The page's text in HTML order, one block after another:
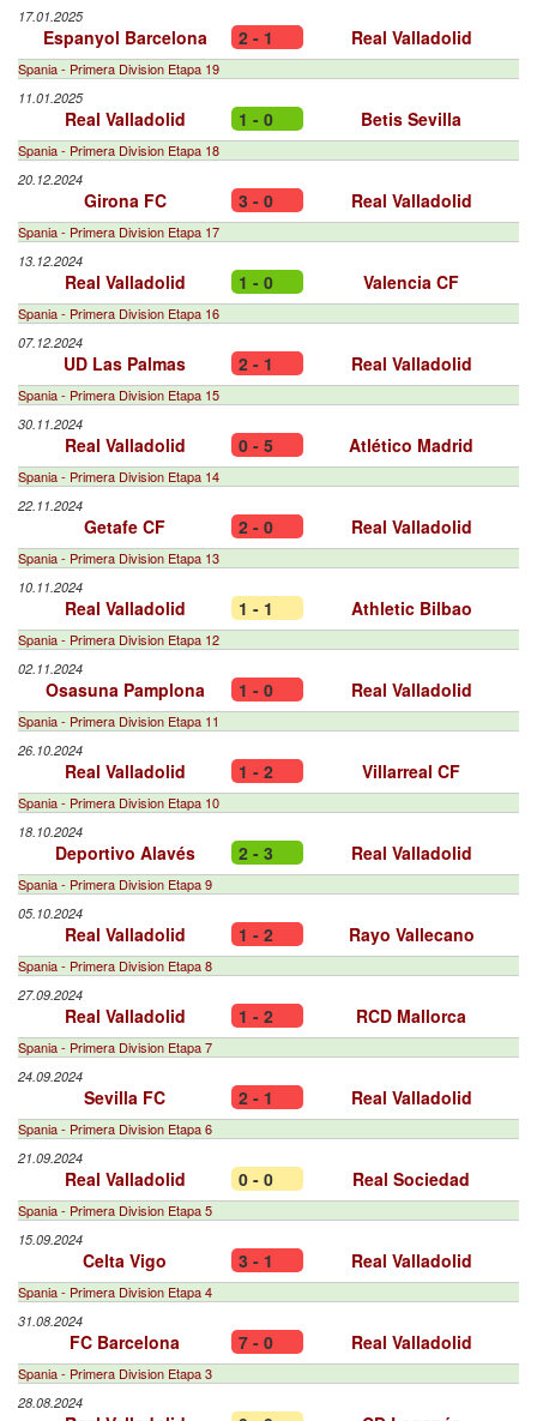
17.01.2025
Espanyol Barcelona 2 - 1 Real Valladolid
Spania - Primera Division Etapa 19
11.01.2025
Real Valladolid 1 - 0 Betis Sevilla
Spania - Primera Division Etapa 18
20.12.2024
Girona FC 3 - 0 Real Valladolid
Spania - Primera Division Etapa 17
13.12.2024
Real Valladolid 1 - 0 Valencia CF
Spania - Primera Division Etapa 16
07.12.2024
UD Las Palmas 2 - 1 Real Valladolid
Spania - Primera Division Etapa 15
30.11.2024
Real Valladolid 0 - 5 Atlético Madrid
Spania - Primera Division Etapa 14
22.11.2024
Getafe CF 2 - 0 Real Valladolid
Spania - Primera Division Etapa 13
10.11.2024
Real Valladolid 1 - 1 Athletic Bilbao
Spania - Primera Division Etapa 12
02.11.2024
Osasuna Pamplona 1 - 0 Real Valladolid
Spania - Primera Division Etapa 11
26.10.2024
Real Valladolid 1 - 2 Villarreal CF
Spania - Primera Division Etapa 10
18.10.2024
Deportivo Alavés 2 - 3 Real Valladolid
Spania - Primera Division Etapa 9
05.10.2024
Real Valladolid 1 - 2 Rayo Vallecano
Spania - Primera Division Etapa 8
27.09.2024
Real Valladolid 1 - 2 RCD Mallorca
Spania - Primera Division Etapa 7
24.09.2024
Sevilla FC 2 - 1 Real Valladolid
Spania - Primera Division Etapa 6
21.09.2024
Real Valladolid 0 - 0 Real Sociedad
Spania - Primera Division Etapa 5
15.09.2024
Celta Vigo 3 - 1 Real Valladolid
Spania - Primera Division Etapa 4
31.08.2024
FC Barcelona 7 - 0 Real Valladolid
Spania - Primera Division Etapa 3
28.08.2024